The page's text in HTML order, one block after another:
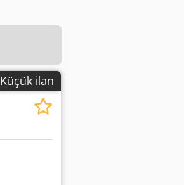
Küçük ilan